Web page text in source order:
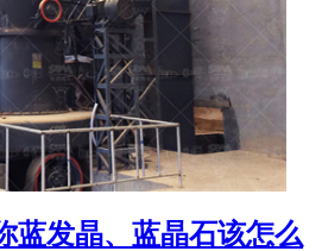
蓝发晶、蓝晶石该怎么